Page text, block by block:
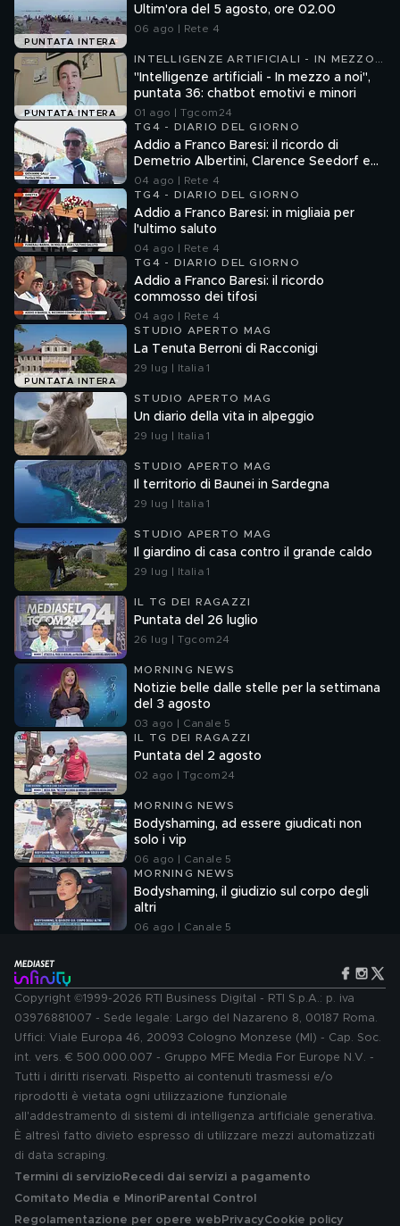
PUNTATA INTERA
Ultim'ora del 5 agosto, ore 02.00
06 ago | Rete 4
PUNTATA INTERA
INTELLIGENZE ARTIFICIALI - IN MEZZO
A NOI
"Intelligenze artificiali - In mezzo a noi",
puntata 36: chatbot emotivi e minori
01 ago | Tgcom24
TG4 - DIARIO DEL GIORNO
Addio a Franco Baresi: il ricordo di
Demetrio Albertini, Clarence Seedorf e
Giovanni Galli
04 ago | Rete 4
TG4 - DIARIO DEL GIORNO
Addio a Franco Baresi: in migliaia per
l'ultimo saluto
04 ago | Rete 4
TG4 - DIARIO DEL GIORNO
Addio a Franco Baresi: il ricordo
commosso dei tifosi
04 ago | Rete 4
PUNTATA INTERA
STUDIO APERTO MAG
La Tenuta Berroni di Racconigi
29 lug | Italia 1
STUDIO APERTO MAG
Un diario della vita in alpeggio
29 lug | Italia 1
STUDIO APERTO MAG
Il territorio di Baunei in Sardegna
29 lug | Italia 1
STUDIO APERTO MAG
Il giardino di casa contro il grande caldo
29 lug | Italia 1
IL TG DEI RAGAZZI
Puntata del 26 luglio
26 lug | Tgcom24
MORNING NEWS
Notizie belle dalle stelle per la settimana
del 3 agosto
03 ago | Canale 5
IL TG DEI RAGAZZI
Puntata del 2 agosto
02 ago | Tgcom24
MORNING NEWS
Bodyshaming, ad essere giudicati non
solo i vip
06 ago | Canale 5
MORNING NEWS
Bodyshaming, il giudizio sul corpo degli
altri
06 ago | Canale 5
Copyright ©1999-2026 RTI Business Digital - RTI S.p.A.: p. iva
03976881007 - Sede legale: Largo del Nazareno 8, 00187 Roma.
Uffici: Viale Europa 46, 20093 Cologno Monzese (MI) - Cap. Soc.
int. vers. € 500.000.007 - Gruppo MFE Media For Europe N.V. -
Tutti i diritti riservati. Rispetto ai contenuti trasmessi e/o
riprodotti è vietata ogni utilizzazione funzionale
all'addestramento di sistemi di intelligenza artificiale generativa.
È altresì fatto divieto espresso di utilizzare mezzi automatizzati
di data scraping.
Termini di servizio Recedi dai servizi a pagamento
Comitato Media e MinoriParental Control
Regolamentazione per opere web PrivacyCookie policy